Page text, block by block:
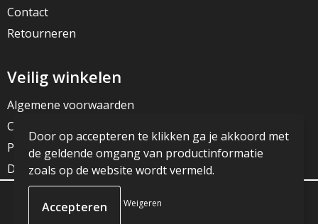
Contact
Retourneren
Veilig winkelen
Algemene voorwaarden
Cookieverklaring
Privacyverklaring
Disclaimer
© Copyright JG Reclame 2023
Door op accepteren te klikken ga je akkoord met
de geldende omgang van productinformatie
zoals op de website wordt vermeld.
Weigeren